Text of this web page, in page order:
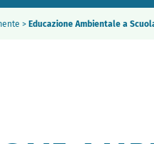
> Educazione Ambientale a